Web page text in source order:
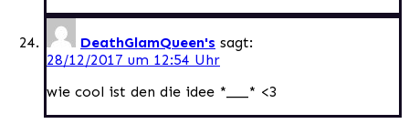
DeathGlamQueen's sagt:
28/12/2017 um 12:54 Uhr
wie cool ist den die idee *___* <3